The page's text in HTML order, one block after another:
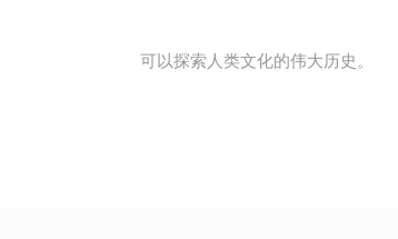
可以探索人类文化的伟大历史。